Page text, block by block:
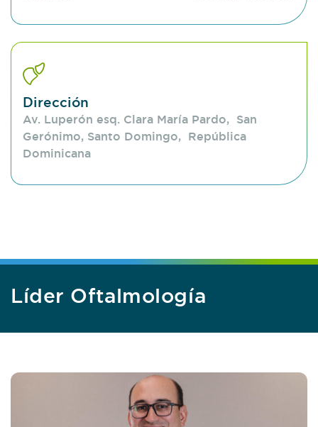
Dirección
Av. Luperón esq. Clara María Pardo, San
Gerónimo, Santo Domingo, República
Dominicana
Líder Oftalmología